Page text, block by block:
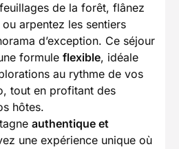
de la forêt, flânez
arpentez les sentiers
d’exception. Ce séjour
formule flexible, idéale
au rythme de vos
tout en profitant des
hôtes.
authentique et
une expérience unique où